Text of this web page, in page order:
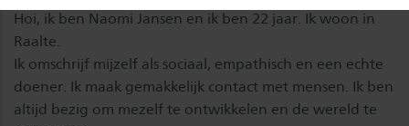
Hoi, ik ben Naomi Jansen en ik ben 22 jaar. Ik woon in
Raalte.
Ik omschrijf mijzelf als sociaal, empathisch en een echte
doener. Ik maak gemakkelijk contact met mensen. Ik ben
altijd bezig om mezelf te ontwikkelen en de wereld te